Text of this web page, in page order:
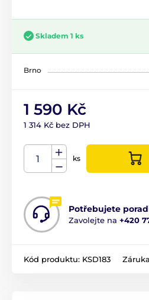
Skladem 1 ks
Brno
1 590 Kč
1 314 Kč bez DPH
ks
Potřebujete
Zavolejte na +420
Kód produktu: KSD183